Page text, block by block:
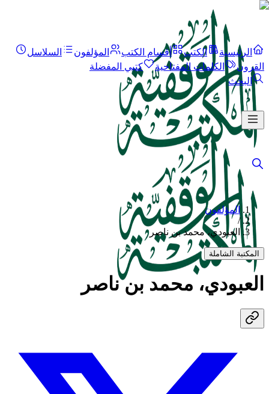
الرئيسية الكتب أقسام الكتب المؤلفون
السلاسل
القرون
الكلمات المفتاحية
كتبي المفضلة
البحث
المؤلفون
/
العبودي، محمد بن ناصر
المكتبة الشاملة
العبودي، محمد بن ناصر